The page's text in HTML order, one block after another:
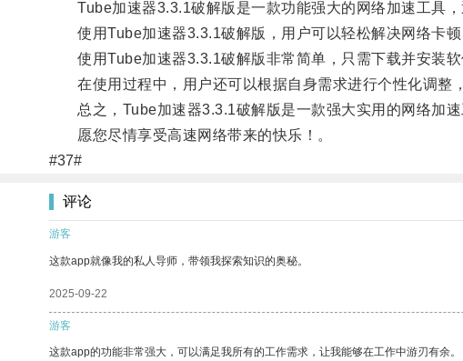
Tube加速器3.3.1破解版是一款功能强大的网络加速工具，
使用Tube加速器3.3.1破解版，用户可以轻松解决网络卡顿
使用Tube加速器3.3.1破解版非常简单，只需下载并安装软
在使用过程中，用户还可以根据自身需求进行个性化调整，
总之，Tube加速器3.3.1破解版是一款强大实用的网络加速
愿您尽情享受高速网络带来的快乐！。
#37#
评论
游客
这款app就像我的私人导师，带领我探索知识的奥秘。
2025-09-22
游客
这款app的功能非常强大，可以满足我所有的工作需求，让我能够在工作中游刃有余。